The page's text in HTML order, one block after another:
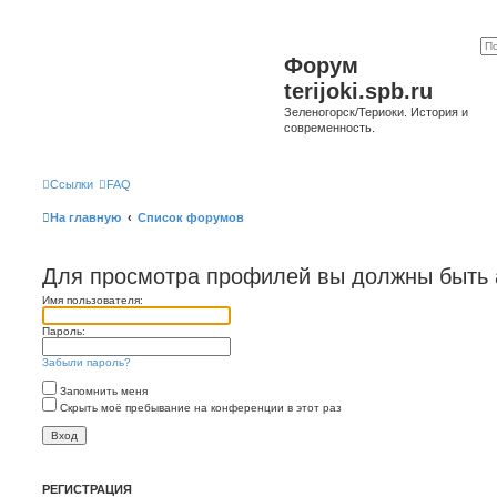
Форум
terijoki.spb.ru
Зеленогорск/Териоки. История и
современность.
Ссылки FAQ
На главную Список форумов
Для просмотра профилей вы должны быть
Имя пользователя:
Пароль:
Забыли пароль?
Запомнить меня
Скрыть моё пребывание на конференции в этот раз
РЕГИСТРАЦИЯ